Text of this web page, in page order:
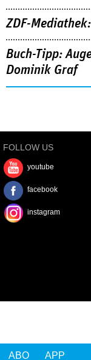
ABO APP
ZDF-
Buch-Tipp:
Dominik Graf
FOLLOW US
youtube
facebook
instagram